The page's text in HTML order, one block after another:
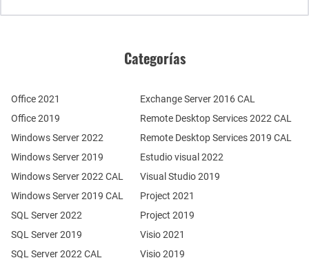
Categorías
Office 2021
Office 2019
Windows Server 2022
Windows Server 2019
SQL Server 2022
SQL Server 2019
Windows Server 2022 CAL
Windows Server 2019 CAL
SQL Server 2022 CAL
Remote Desktop Services 2022 CAL
Remote Desktop Services 2019 CAL
Exchange Server 2016 CAL
Estudio visual 2022
Visual Studio 2019
Project 2021
Project 2019
Visio 2021
Visio 2019